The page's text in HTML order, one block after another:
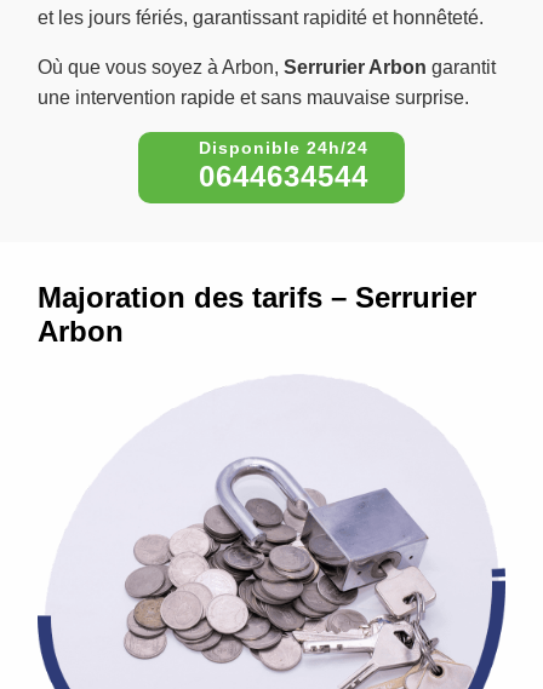
et les jours fériés, garantissant rapidité et honnêteté.
Où que vous soyez à Arbon, Serrurier Arbon garantit
une intervention rapide et sans mauvaise surprise.
0644634544
Majoration des tarifs – Serrurier
Arbon